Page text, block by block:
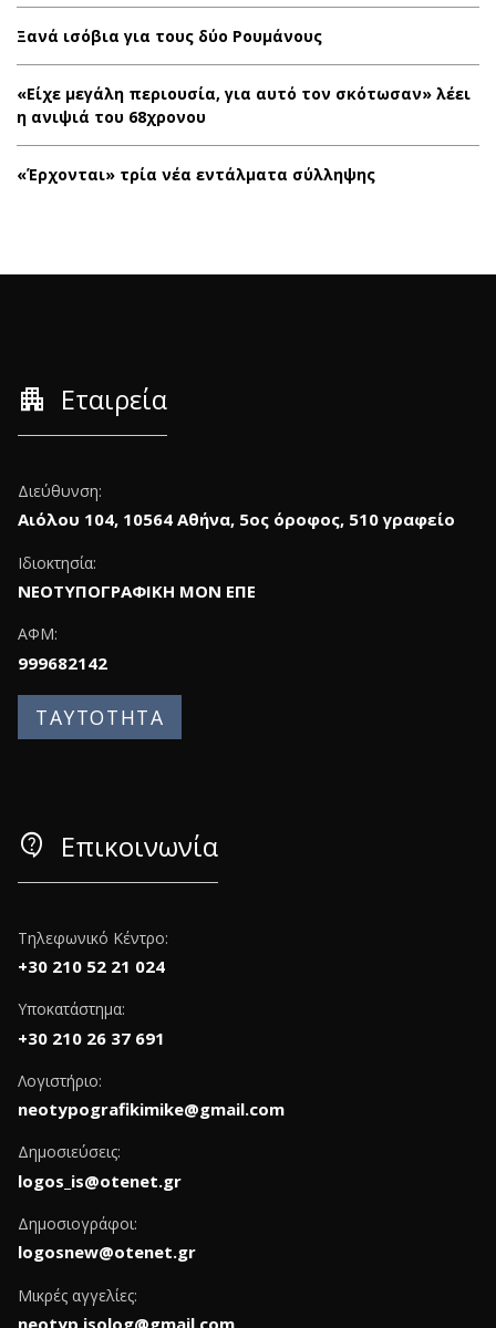
Ξανά ισόβια για τους δύο Ρουμάνους
«Είχε μεγάλη περιουσία, για αυτό τον σκότωσαν» λέει
η ανιψιά του 68χρονου
«Έρχονται» τρία νέα εντάλματα σύλληψης
apartment Εταιρεία
Διεύθυνση:
Αιόλου 104, 10564 Αθήνα, 5ος όροφος, 510 γραφείο
Ιδιοκτησία:
ΝΕΟΤΥΠΟΓΡΑΦΙΚΗ ΜΟΝ ΕΠΕ
ΑΦΜ:
999682142
ΤΑΥΤΟΤΗΤΑ
contact_support Επικοινωνία
Τηλεφωνικό Κέντρο:
+30 210 52 21 024
Υποκατάστημα:
+30 210 26 37 691
Λογιστήριο:
neotypografikimike@gmail.com
Δημοσιεύσεις:
logos_is@otenet.gr
Δημοσιογράφοι:
logosnew@otenet.gr
Μικρές αγγελίες: